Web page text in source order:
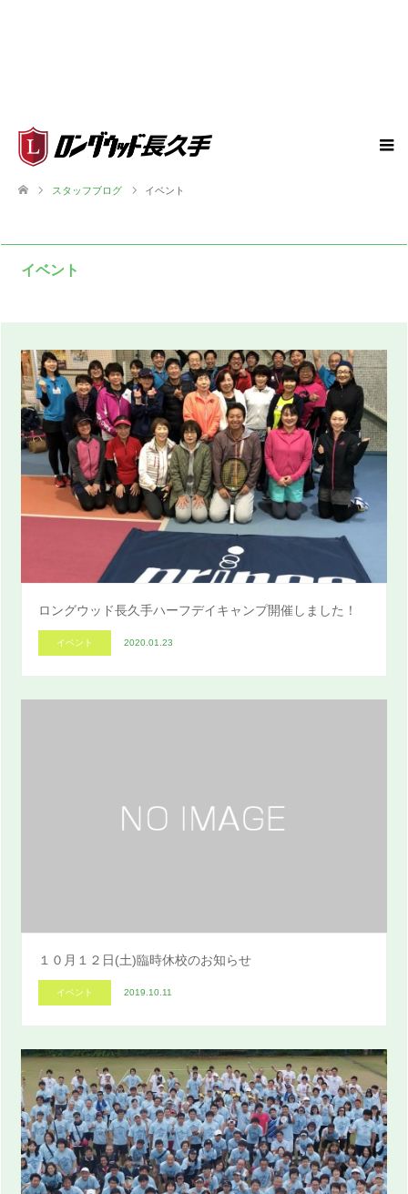
スタッフブログ イベント
イベント
ロングウッド長久手ハーフデイキャンプ開催しました！
イベント 2020.01.23
１０月１２日(土)臨時休校のお知らせ
イベント 2019.10.11